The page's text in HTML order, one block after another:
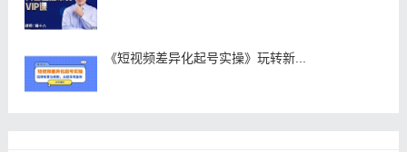
《短视频差异化起号实操》玩转新...